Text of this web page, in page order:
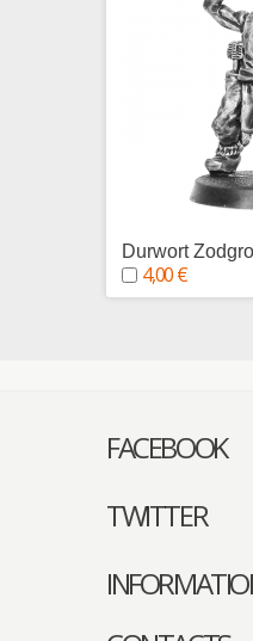
Durwort
4,00 €
FACEBOOK
TWITTER